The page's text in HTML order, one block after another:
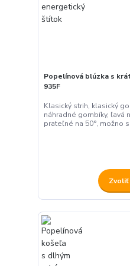
Popelínová blúzka s
935F
Klasický strih, klasický
náhradné gombíky, ľavá
prateľné na 50°, možno